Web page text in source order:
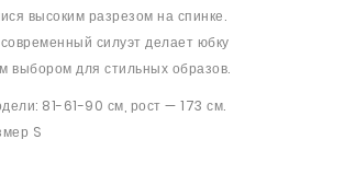
высоким разрезом на спинке.
силуэт делает юбку
выбором для стильных образов.
81-61-90 см, рост — 173 см.
S